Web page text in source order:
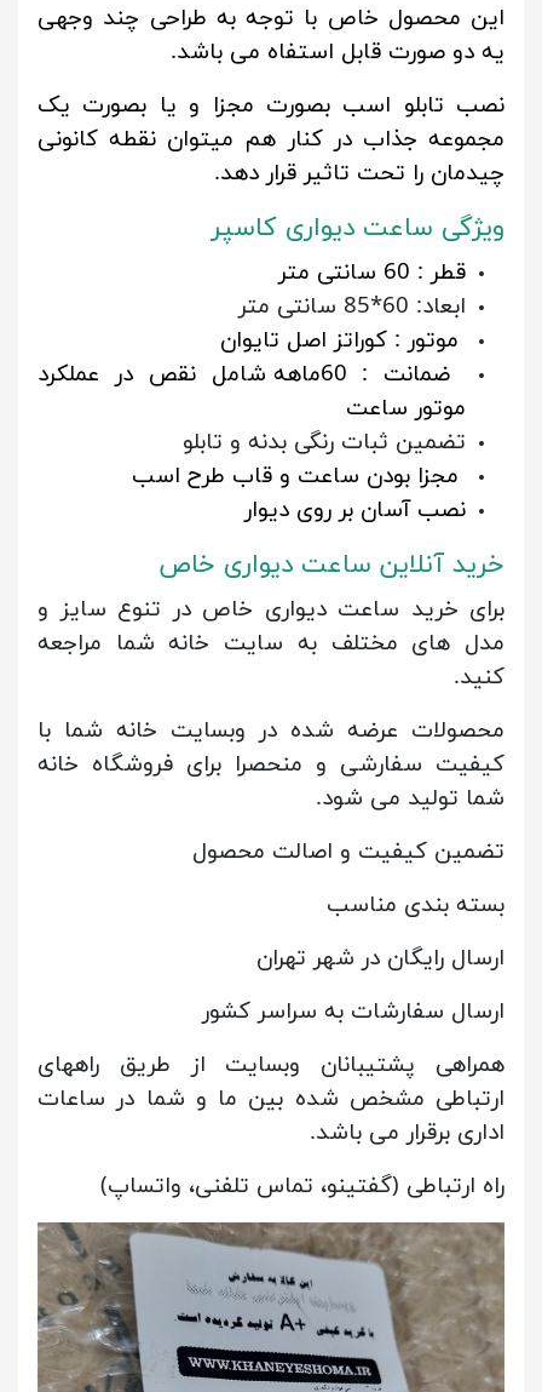
این محصول خاص با توجه به طراحی چند وجهی
یه دو صورت قابل استفاه می باشد.
نصب تابلو اسب بصورت مجزا و یا بصورت یک
مجموعه جذاب در کنار هم میتوان نقطه کانونی
چیدمان را تحت تاثیر قرار دهد.
ویژگی ساعت دیواری کاسپر
قطر : 60 سانتی متر
ابعاد: 60*85 سانتی متر
موتور : کوراتز اصل تایوان
ضمانت : 60ماهه شامل نقص در عملکرد
موتور ساعت
تضمین ثبات رنگی بدنه و تابلو
مجزا بودن ساعت و قاب طرح اسب
نصب آسان بر روی دیوار
خرید آنلاین ساعت دیواری خاص
برای خرید ساعت دیواری خاص در تنوع سایز و
مدل های مختلف به سایت خانه شما مراجعه
کنید.
محصولات عرضه شده در وبسایت خانه شما با
کیفیت سفارشی و منحصرا برای فروشگاه خانه
شما تولید می شود.
تضمین کیفیت و اصالت محصول
بسته بندی مناسب
ارسال رایگان در شهر تهران
ارسال سفارشات به سراسر کشور
همراهی پشتیبانان وبسایت از طریق راههای
ارتباطی مشخص شده بین ما و شما در ساعات
اداری برقرار می باشد.
راه ارتباطی (گفتینو، تماس تلفنی، واتساپ)